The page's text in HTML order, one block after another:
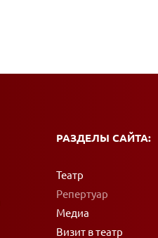
РАЗДЕЛЫ САЙТА:
Театр
Репертуар
Медиа
Визит в театр